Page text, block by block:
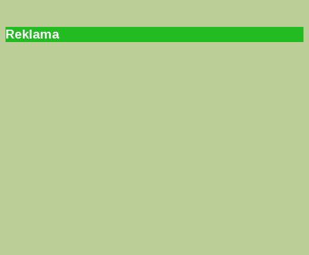
Reklama